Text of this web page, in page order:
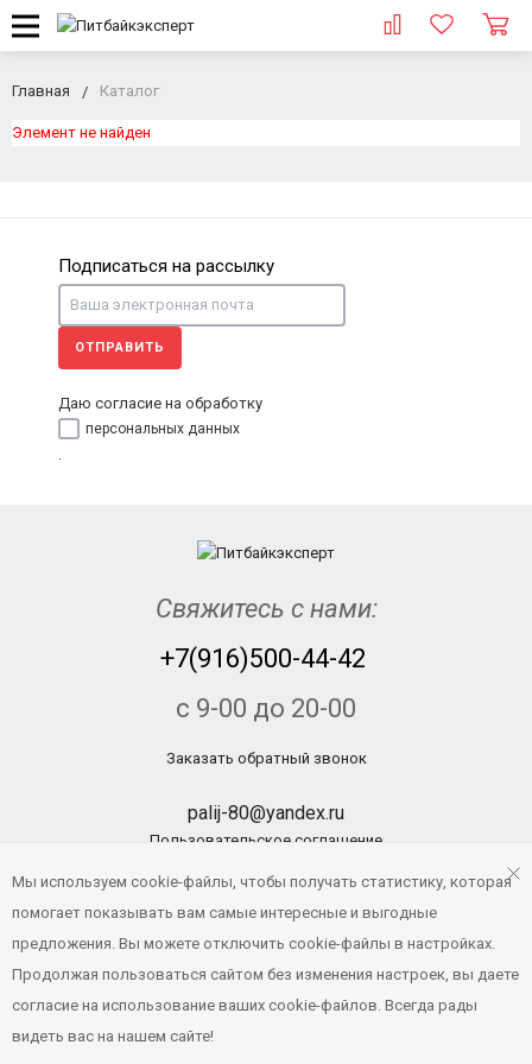
Главная Каталог
Элемент не найден
Подписаться на рассылку
ОТПРАВИТЬ
Даю согласие на обработку
персональных данных
Свяжитесь с нами:
+7(916)500-44-42
с 9-00 до 20-00
Заказать обратный звонок
palij-80@yandex.ru
Пользовательское соглашение
© Pitbikexpert.ru, 2014 - 2019
Создание и продвижение сайтов
Мы используем cookie-файлы, чтобы получать статистику, которая
помогает показывать вам самые интересные и выгодные
предложения. Вы можете отключить cookie-файлы в настройках.
Продолжая пользоваться сайтом без изменения настроек, вы даете
согласие на использование ваших cookie-файлов. Всегда рады
видеть вас на нашем сайте!